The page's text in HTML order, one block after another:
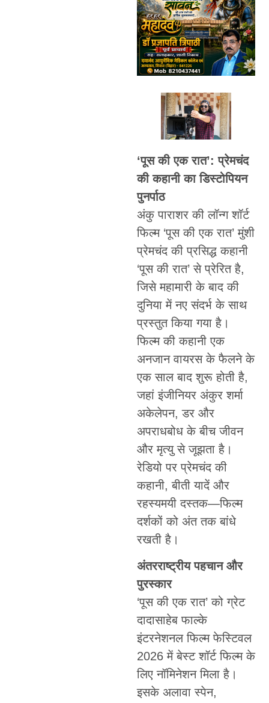
‘पूस की एक रात’: प्रेमचंद
की कहानी का डिस्टोपियन
पुनर्पाठ
अंकु पाराशर की लॉन्ग शॉर्ट
फिल्म ‘पूस की एक रात’ मुंशी
प्रेमचंद की प्रसिद्ध कहानी
‘पूस की रात’ से प्रेरित है,
जिसे महामारी के बाद की
दुनिया में नए संदर्भ के साथ
प्रस्तुत किया गया है।
फिल्म की कहानी एक
अनजान वायरस के फैलने के
एक साल बाद शुरू होती है,
जहां इंजीनियर अंकुर शर्मा
अकेलेपन, डर और
अपराधबोध के बीच जीवन
और मृत्यु से जूझता है।
रेडियो पर प्रेमचंद की
कहानी, बीती यादें और
रहस्यमयी दस्तक—फिल्म
दर्शकों को अंत तक बांधे
रखती है।
अंतरराष्ट्रीय पहचान और
पुरस्कार
‘पूस की एक रात’ को ग्रेट
दादासाहेब फाल्के
इंटरनेशनल फिल्म फेस्टिवल
2026 में बेस्ट शॉर्ट फिल्म के
लिए नॉमिनेशन मिला है।
इसके अलावा स्पेन,